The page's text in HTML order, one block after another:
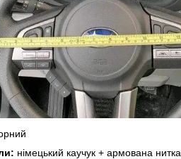
німецький каучук + армована нитка